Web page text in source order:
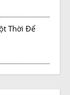
Thời Để